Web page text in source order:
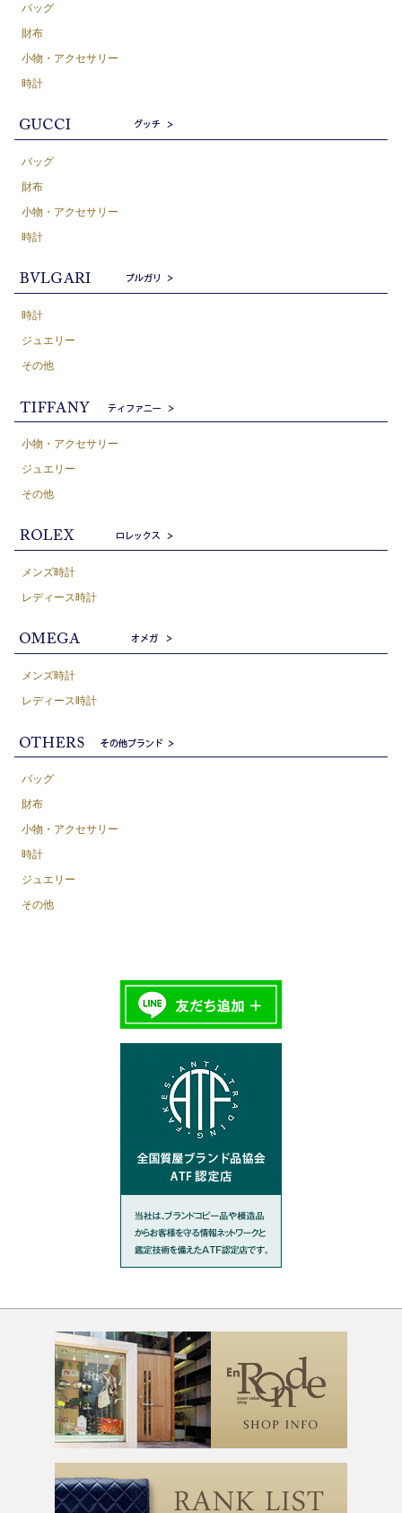
バッグ
財布
小物・アクセサリー
時計
バッグ
財布
小物・アクセサリー
時計
時計
ジュエリー
その他
小物・アクセサリー
ジュエリー
その他
メンズ時計
レディース時計
メンズ時計
レディース時計
バッグ
財布
小物・アクセサリー
時計
ジュエリー
その他